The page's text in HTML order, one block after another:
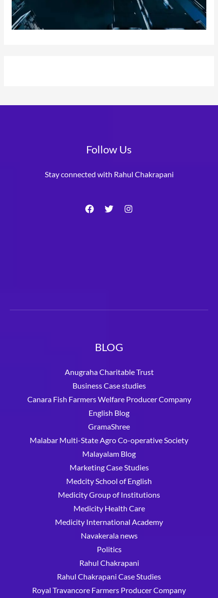
Follow Us
Stay connected with Rahul Chakrapani
BLOG
Anugraha Charitable Trust
Business Case studies
Canara Fish Farmers Welfare Producer Company
English Blog
GramaShree
Malabar Multi-State Agro Co-operative Society
Malayalam Blog
Marketing Case Studies
Medcity School of English
Medicity Group of Institutions
Medicity Health Care
Medicity International Academy
Navakerala news
Politics
Rahul Chakrapani
Rahul Chakrapani Case Studies
Royal Travancore Farmers Producer Company